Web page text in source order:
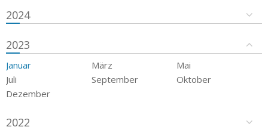
2024
2023
Januar März
Mai
Juli
September
Oktober
Dezember
2022